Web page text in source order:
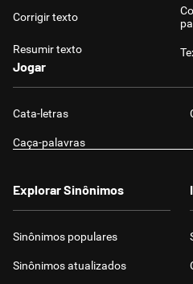
Corrigir texto
Resumir texto
Jogar
Cata-letras
Caça-palavras
Explorar Sinônimos
Sinônimos populares
Sinônimos atualizados